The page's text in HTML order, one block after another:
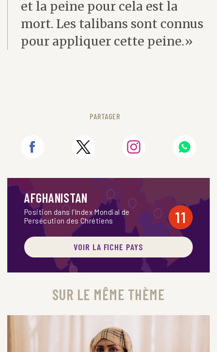
et la peine pour cela est la
mort. Les talibans sont connus
pour appliquer cette peine.»
PARTAGER
AFGHANISTAN
Position dans l'Index Mondial de
Persécution des Chrétiens
11
VOIR LA FICHE PAYS
SUR LE MÊME THÈME